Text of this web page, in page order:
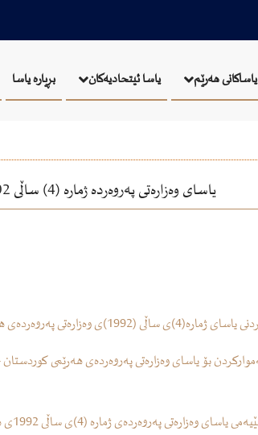
یاساکانی هەرێم یاسا ئيتحاديەكان بڕیارە یاسا
یاسای وه‌زاره‌تی په‌روه‌رده‌ ژماره‌ (4) ساڵی 1992